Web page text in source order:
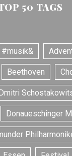
50 TAGS
#musik&
Beethoven
Donaueschinger